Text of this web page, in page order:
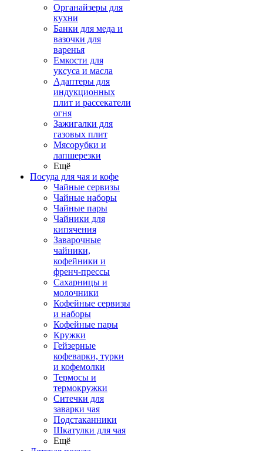
Органайзеры для
кухни
Банки для меда и
вазочки для
варенья
Емкости для
уксуса и масла
Адаптеры для
индукционных
плит и рассекатели
огня
Зажигалки для
газовых плит
Мясорубки и
лапшерезки
Ещё
Посуда для чая и кофе
Чайные сервизы
Чайные наборы
Чайные пары
Чайники для
кипячения
Заварочные
чайники,
кофейники и
френч-прессы
Сахарницы и
молочники
Кофейные сервизы
и наборы
Кофейные пары
Кружки
Гейзерные
кофеварки, турки
и кофемолки
Термосы и
термокружки
Ситечки для
заварки чая
Подстаканники
Шкатулки для чая
Ещё